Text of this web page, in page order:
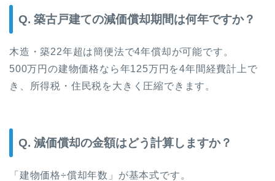
Q. 築古戸建ての減価償却期間は何年ですか？
木造・築22年超は簡便法で4年償却が可能です。
500万円の建物価格なら年125万円を4年間経費計上で
き、所得税・住民税を大きく圧縮できます。
Q. 減価償却の金額はどう計算しますか？
「建物価格÷償却年数」が基本式です。